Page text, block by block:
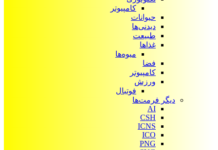
کامپیوتر
حیوانات
دیدنی‌ها
طبیعت
غذاها
میوه‌ها
فضا
کامپیوتر
ورزش
فوتبال
دیگر فرمت‌ها
AI
CSH
ICNS
ICO
PNG